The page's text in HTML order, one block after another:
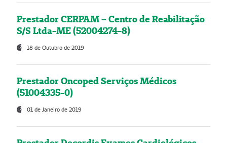
Prestador CERPAM – Centro de Reabilitação
S/S Ltda-ME (52004274-8)
18 de Outubro de 2019
Prestador Oncoped Serviços Médicos
(51004335-0)
01 de Janeiro de 2019